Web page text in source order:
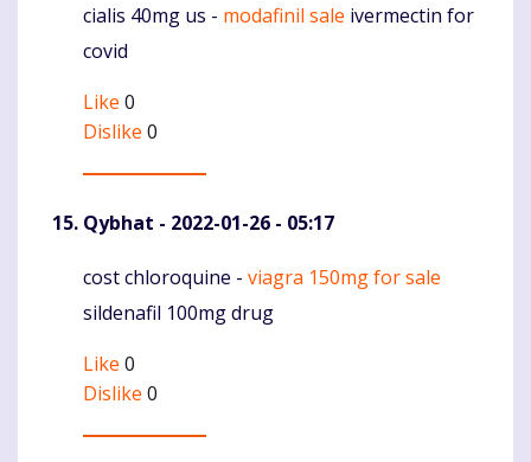
Komentaras
cialis 40mg us - modafinil sale ivermectin for
covid
Like 0
Dislike 0
Qybhat - 2022-01-26 - 05:17
Komentaras
cost chloroquine - viagra 150mg for sale
sildenafil 100mg drug
Like 0
Dislike 0